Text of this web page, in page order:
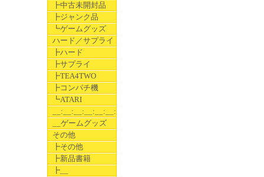
┣中古未開封品
┣ジャンク品
┗ゲームグッズ
ハード／サプライ
┣ハード
┣サプライ
┣TEA4TWO
┣コンパチ機
┗ATARI
__:__:__:__:__:__:__
__ゲームグッズ
その他
┣その他
┣新品書籍
┣__